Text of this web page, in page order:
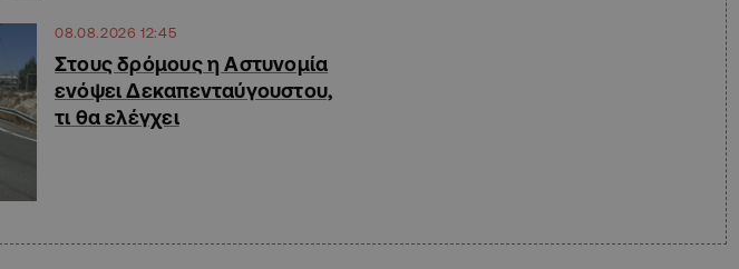
08.08.2026 12:45
Στους δρόμους η Αστυνομία
ενόψει Δεκαπενταύγουστου,
τι θα ελέγχει